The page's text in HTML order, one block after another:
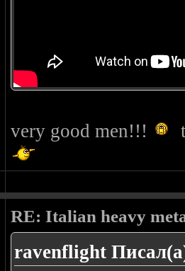
very good men!!!
RE: Italian heavy
ravenflight